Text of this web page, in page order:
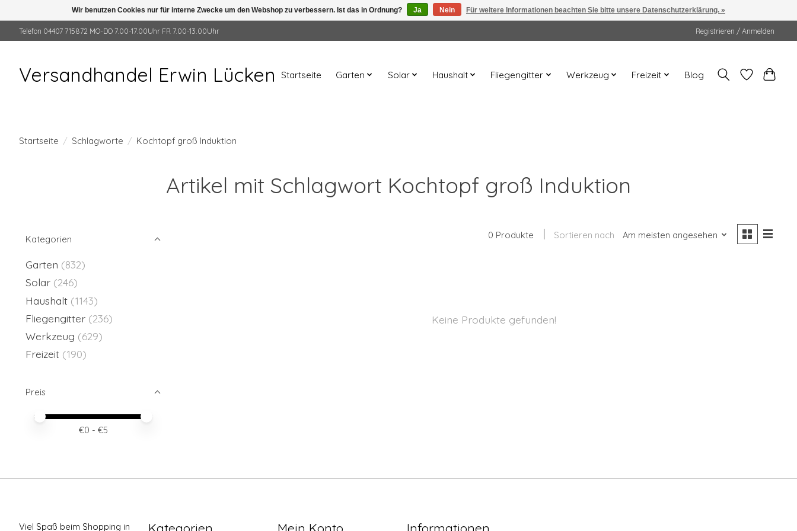
Telefon 04407 715872 MO-DO 7.00-17.00Uhr FR 7.00-13.00Uhr Registrieren / Anmelden
Versandhandel Erwin Lücken Startseite Garten Solar Haushalt Fliegengitter Werkzeug Freizeit Blog
Startseite / Schlagworte / Kochtopf groß Induktion
Artikel mit Schlagwort Kochtopf groß Induktion
Kategorien
Garten (832)
Solar (246)
Haushalt (1143)
Fliegengitter (236)
Werkzeug (629)
Freizeit (190)
Preis
Preis – Mindestwert
Price maximum value
€0 - €5
0 Produkte Sortieren nach Am meisten angesehen
Keine Produkte gefunden!
Viel Spaß beim Shopping in
Wir benutzen Cookies nur für interne Zwecke um den Webshop zu verbessern. Ist das in Ordnung? Ja Nein Für weitere Informationen beachten Sie bitte unsere Datenschutzerklärung. »